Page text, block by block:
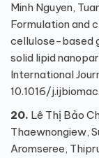
Minh Nguyen,
Formulation and
cellulose-based
solid lipid
International
10.1016/
20. Lê Thị Bảo
Thaewnongiew,
Aromseree,